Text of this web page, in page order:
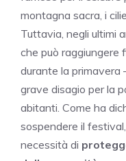
montagna sacra, i
Tuttavia, negli ultimi
che può raggiungere
durante la primavera
grave disagio per la
abitanti. Come ha
sospendere il
necessità di